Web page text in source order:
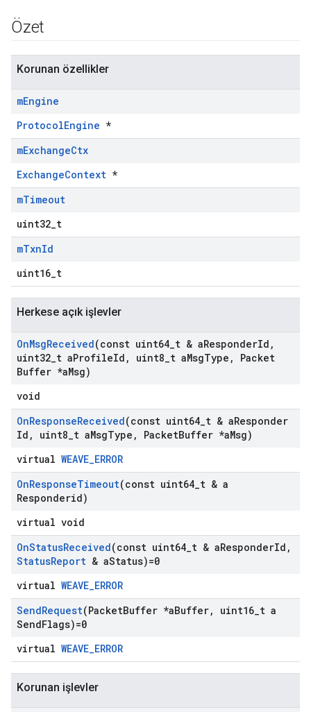
Özet
Korunan özellikler
mEngine
ProtocolEngine *
mExchangeCtx
ExchangeContext *
mTimeout
uint32_t
mTxnId
uint16_t
Herkese açık işlevler
OnMsgReceived(const uint64 t & aResponderId ,
uint32 t aProfileId , uint8 t aMsgType ,
Packet
Buffer *aMsg)
void
OnResponseReceived(const uint64 t & aResponder
Id , uint8 t aMsgType , PacketBuffer *aMsg)
virtual WEAVE_ERROR
OnResponseTimeout(const uint64 t & a
Responderid)
virtual void
OnStatusReceived(const uint64 t & aResponderId ,
StatusReport & aStatus)=0
virtual WEAVE_ERROR
SendRequest(PacketBuffer *aBuffer, uint16 t a
SendFlags)=0
virtual WEAVE_ERROR
Korunan işlevler